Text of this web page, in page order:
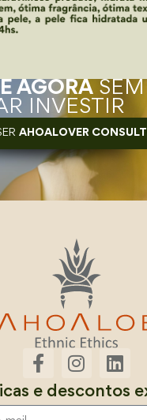
AGORA SEM
INVESTIR
AHOALOVER
e descontos